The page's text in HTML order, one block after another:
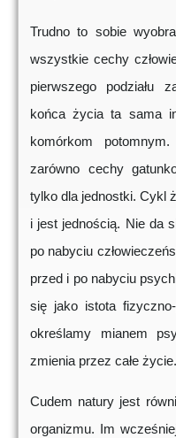
Trudno to sobie
wszystkie cechy
pierwszego podziału
końca życia ta sama
komórkom
zarówno cechy
tylko dla jednostki. Cykl
i jest jednością. Nie da
po nabyciu
przed i po nabyciu
się jako istota
określamy mianem
zmienia przez całe życie.
Cudem natury jest
organizmu. Im